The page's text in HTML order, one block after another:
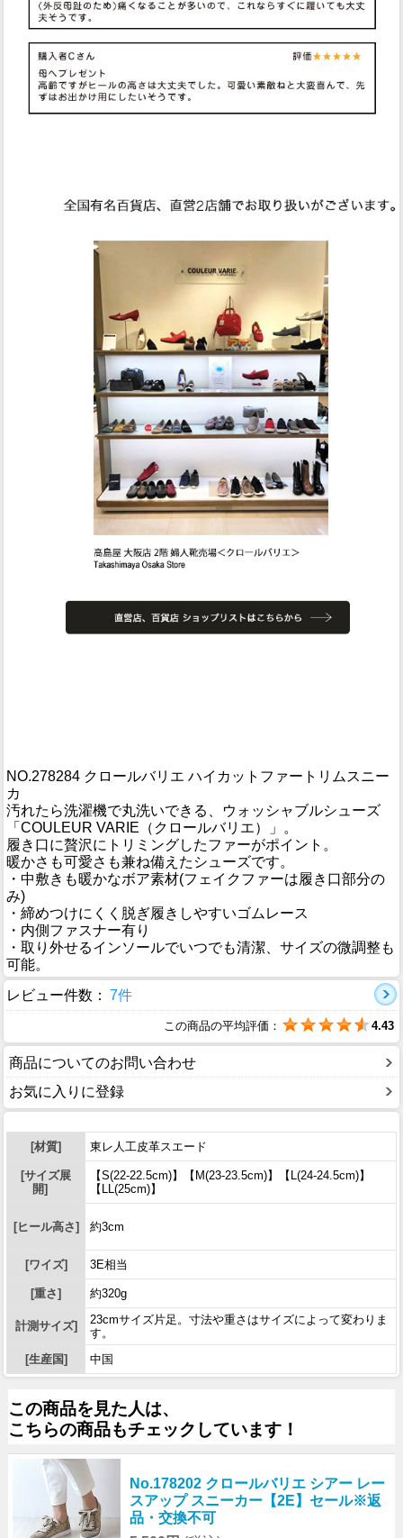
NO.278284 クロールバリエ ハイカットファートリムスニー
カ
汚れたら洗濯機で丸洗いできる、ウォッシャブルシューズ
「COULEUR VARIE（クロールバリエ）」。
履き口に贅沢にトリミングしたファーがポイント。
暖かさも可愛さも兼ね備えたシューズです。
・中敷きも暖かなボア素材(フェイクファーは履き口部分の
み)
・締めつけにくく脱ぎ履きしやすいゴムレース
・内側ファスナー有り
・取り外せるインソールでいつでも清潔、サイズの微調整も
可能。
レビュー件数： 7件
この商品の平均評価： 4.43
商品についてのお問い合わせ
お気に入りに登録
[材質] 東レ人工皮革スエード
[サイズ展
開]
【S(22-22.5cm)】【M(23-23.5cm)】【L(24-24.5cm)】
【LL(25cm)】
[ヒール高さ] 約3cm
[ワイズ] 3E相当
[重さ] 約320g
計測サイズ]
23cmサイズ片足。寸法や重さはサイズによって変わりま
す。
[生産国]
中国
この商品を見た人は、
こちらの商品もチェックしています！
No.178202 クロールバリエ シアー レー
スアップ スニーカー【2E】セール※返
品・交換不可